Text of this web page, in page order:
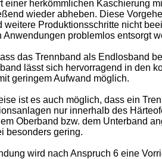
herkömmlichen Kaschierung
wieder abheben. Diese
Produktionsschritte nicht
problemlos entsorgt
das Trennband als Endlosband
lässt sich hervorragend in den
geringem Aufwand möglich.
ist es auch möglich, dass ein
nur innerhalb des
Oberband bzw. dem Unterband
besonders gering.
wird nach Anspruch 6 eine